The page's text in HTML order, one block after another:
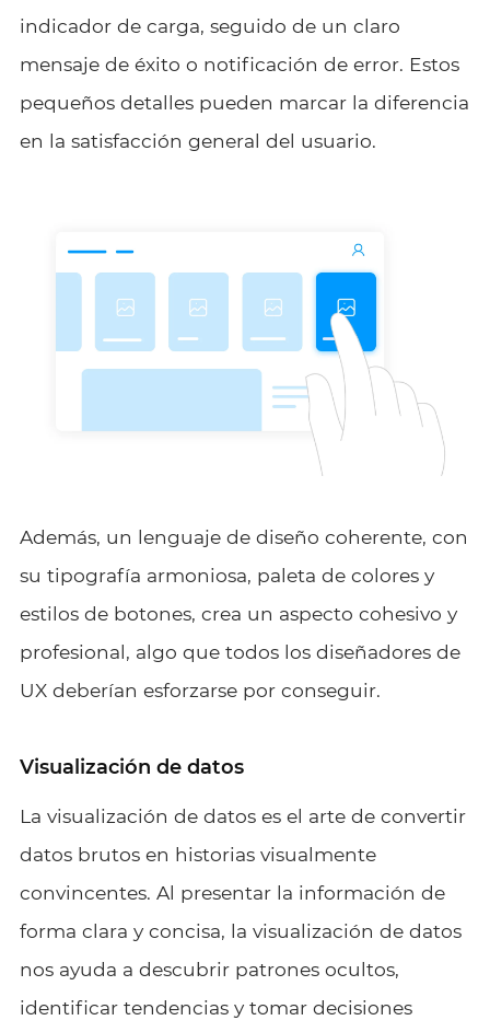
indicador de carga, seguido de un claro
mensaje de éxito o notificación de error. Estos
pequeños detalles pueden marcar la diferencia
en la satisfacción general del usuario.
Además, un lenguaje de diseño coherente, con
su tipografía armoniosa, paleta de colores y
estilos de botones, crea un aspecto cohesivo y
profesional, algo que todos los diseñadores de
UX deberían esforzarse por conseguir.
Visualización de datos
La visualización de datos es el arte de convertir
datos brutos en historias visualmente
convincentes. Al presentar la información de
forma clara y concisa, la visualización de datos
nos ayuda a descubrir patrones ocultos,
identificar tendencias y tomar decisiones